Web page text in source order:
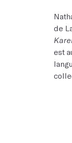
de
est